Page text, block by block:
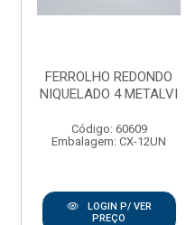
FERROLHO REDONDO
NIQUELADO 4 METALVI
Código: 60609
Embalagem: CX-12UN
LOGIN P/ VER
PREÇO